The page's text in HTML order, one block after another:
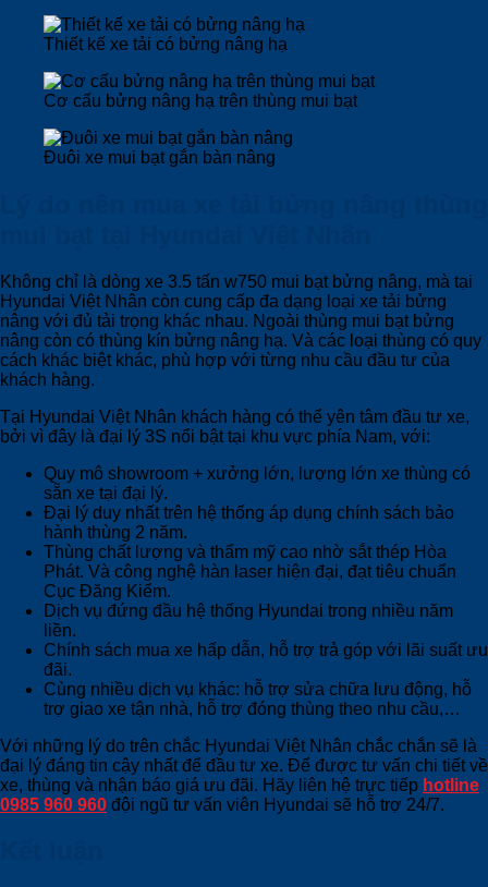
Thiết kế xe tải có bửng nâng hạ
Cơ cấu bửng nâng hạ trên thùng mui bạt
Đuôi xe mui bạt gắn bàn nâng
Không chỉ là dòng xe 3.5 tấn w750 mui bạt bửng nâng, mà tại
Hyundai Việt Nhân còn cung cấp đa dạng loại xe tải bửng
nâng với đủ tải trọng khác nhau. Ngoài thùng mui bạt bửng
nâng còn có thùng kín bửng nâng hạ. Và các loại thùng có quy
cách khác biệt khác, phù hợp với từng nhu cầu đầu tư của
khách hàng.
Tại Hyundai Việt Nhân khách hàng có thể yên tâm đầu tư xe,
bởi vì đây là đại lý 3S nổi bật tại khu vực phía Nam, với:
Quy mô showroom + xưởng lớn, lượng lớn xe thùng có
sẵn xe tại đại lý.
Đại lý duy nhất trên hệ thống áp dụng chính sách bảo
hành thùng 2 năm.
Thùng chất lượng và thẩm mỹ cao nhờ sắt thép Hòa
Phát. Và công nghệ hàn laser hiện đại, đạt tiêu chuẩn
Cục Đăng Kiểm.
Dịch vụ đứng đầu hệ thống Hyundai trong nhiều năm
liền.
Chính sách mua xe hấp dẫn, hỗ trợ trả góp với lãi suất ưu
đãi.
Cùng nhiều dịch vụ khác: hỗ trợ sửa chữa lưu động, hỗ
trợ giao xe tận nhà, hỗ trợ đóng thùng theo nhu cầu,…
Với những lý do trên chắc Hyundai Việt Nhân chắc chắn sẽ là
đại lý đáng tin cậy nhất để đầu tư xe. Để được tư vấn chi tiết về
xe, thùng và nhận báo giá ưu đãi. Hãy liên hệ trực tiếp hotline
0985 960 960 đội ngũ tư vấn viên Hyundai sẽ hỗ trợ 24/7.